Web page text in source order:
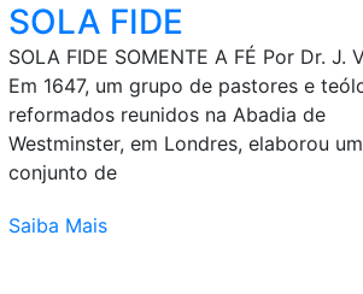
SOLA FIDE
SOLA FIDE SOMENTE A FÉ Por Dr. J.
Em 1647, um grupo de pastores e
reformados reunidos na Abadia de
Westminster, em Londres, elaborou um
conjunto de
Saiba Mais